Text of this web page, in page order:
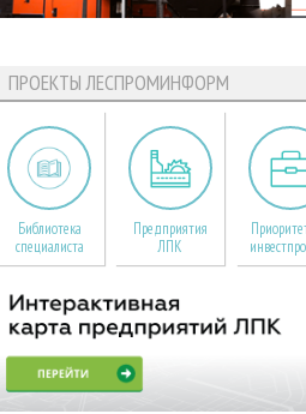
ПРОЕКТЫ ЛЕСПРОМИНФОРМ
Библиотека
специалиста
Предприятия
ЛПК